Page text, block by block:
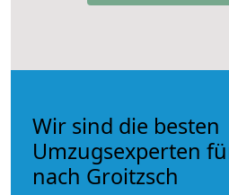
Wir sind die besten
Umzugsexperten
nach Groitzsch